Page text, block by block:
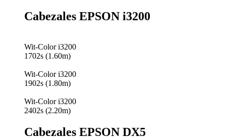
Cabezales EPSON i3200
Wit-Color i3200
1702s (1.60m)
Wit-Color i3200
1902s (1.80m)
Wit-Color i3200
2402s (2.20m)
Cabezales EPSON DX5